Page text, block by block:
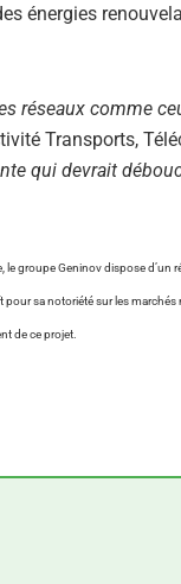
énergies
réseaux comme
Transports,
qui devrait
le groupe Geninov dispose d’un
sa notoriété sur les
de ce projet.